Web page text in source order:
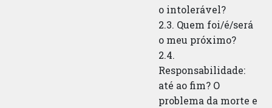
o intolerável?
2.3. Quem foi/é/será
o meu próximo?
2.4.
Responsabilidade:
até ao fim? O
problema da morte e